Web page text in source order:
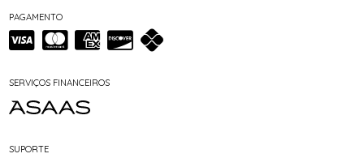
PAGAMENTO
SERVIÇOS FINANCEIROS
SUPORTE